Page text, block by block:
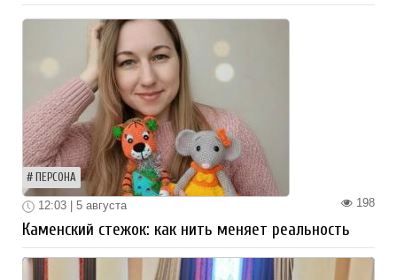
ПЕРСОНА
198
12:03 | 5 августа
Каменский стежок: как нить меняет реальность